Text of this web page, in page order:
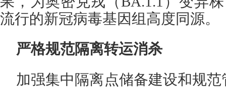
流行的新冠病毒基因组高度同源。
严格规范隔离转运消杀
加强集中隔离点储备建设和规